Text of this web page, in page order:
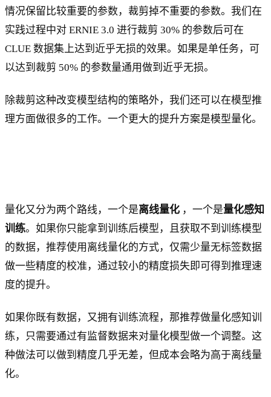
情况保留比较重要的参数，裁剪掉不重要的参数。我们在
实践过程中对 ERNIE 3.0 进行裁剪 30% 的参数后可在
CLUE 数据集上达到近乎无损的效果。如果是单任务，可
以达到裁剪 50% 的参数量通用做到近乎无损。
除裁剪这种改变模型结构的策略外，我们还可以在模型推
理方面做很多的工作。一个更大的提升方案是模型量化。
量化又分为两个路线，一个是离线量化 ，一个是量化感知
训练。如果你只能拿到训练后模型，且获取不到训练模型
的数据，推荐使用离线量化的方式，仅需少量无标签数据
做一些精度的校准，通过较小的精度损失即可得到推理速
度的提升。
如果你既有数据，又拥有训练流程，那推荐做量化感知训
练，只需要通过有监督数据来对量化模型做一个调整。这
种做法可以做到精度几乎无差，但成本会略为高于离线量
化。